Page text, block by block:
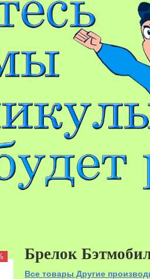
Брелок
Все товары Другие